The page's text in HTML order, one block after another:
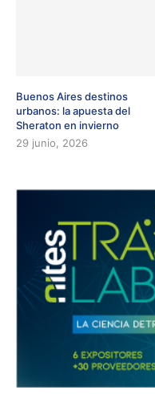
Buenos Aires destinos
urbanos: la apuesta del
Sheraton en invierno
29 junio, 2026